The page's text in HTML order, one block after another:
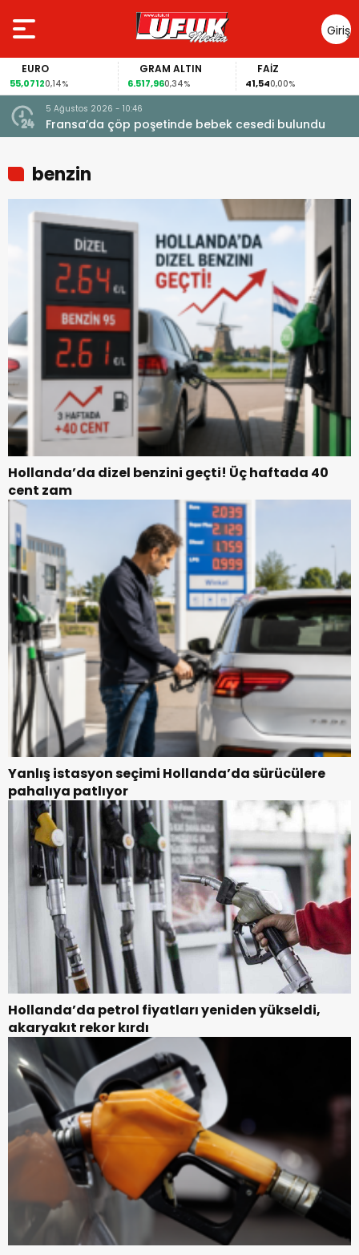
Giriş
Yap
EURO
55,07120,14%
GRAM ALTIN
6.517,960,34%
FAİZ
41,540,00%
5 Ağustos 2026 - 10:46
Fransa’da çöp poşetinde bebek cesedi bulundu
benzin
Hollanda’da dizel benzini geçti! Üç haftada 40
cent zam
Yanlış istasyon seçimi Hollanda’da sürücülere
pahalıya patlıyor
Hollanda’da petrol fiyatları yeniden yükseldi,
akaryakıt rekor kırdı